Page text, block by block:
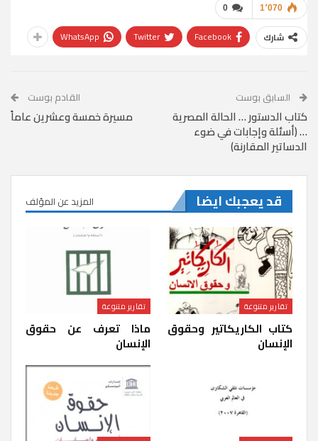
0 1٬070
شارك Facebook
Twitter
WhatsApp
السابق بوست
كتاب الدستور … الحالة المصرية
… (أسئلة وإجابات في ضوء
الدساتير المقارنة)
القادم بوست
مسيرة خمسة وعشرين عاماً
قد يعجبك ايضا المزيد عن المؤلف
تقارير متنوعة
كتاب الكاريكاتير وحقوق
الإنسان
تقارير متنوعة
ماذا تعرف عن حقوق
الإنسان